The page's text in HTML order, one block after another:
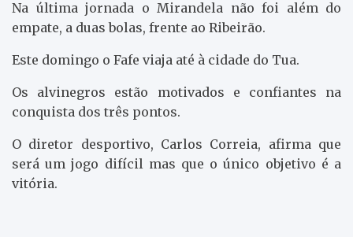
Na última jornada o Mirandela não foi além do
empate, a duas bolas, frente ao Ribeirão.
Este domingo o Fafe viaja até à cidade do Tua.
Os alvinegros estão motivados e confiantes na
conquista dos três pontos.
O diretor desportivo, Carlos Correia, afirma que
será um jogo difícil mas que o único objetivo é a
vitória.